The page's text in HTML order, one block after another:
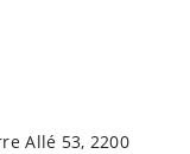
Allé 53, 2200